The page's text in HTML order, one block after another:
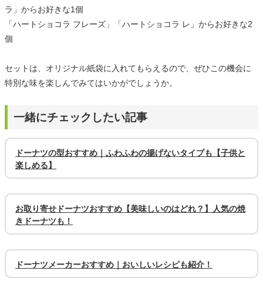
ラ」からお好きな1個
「ハートショコラ フレーズ」「ハートショコラ レ」からお好きな2
個
セットは、オリジナル紙袋に入れてもらえるので、ぜひこの機会に
特別な味を楽しんでみてはいかがでしょうか。
一緒にチェックしたい記事
ドーナツの型おすすめ｜ふわふわの揚げないタイプも【子供と
楽しめる】
お取り寄せドーナツおすすめ【美味しいのはどれ？】人気の焼
きドーナツも！
ドーナツメーカーおすすめ｜おいしいレシピも紹介！